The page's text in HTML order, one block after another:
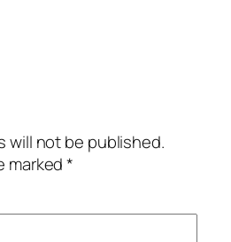
will not be published.
marked*